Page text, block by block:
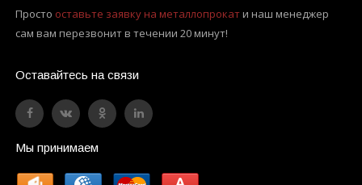
Просто оставьте заявку на металлопрокати наш менеджер
сам вам перезвонит в течении 20 минут!
Оставайтесь на связи
Мы принимаем